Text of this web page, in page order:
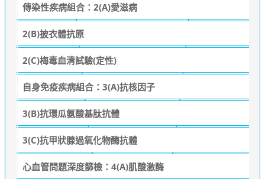
傳染性疾病組合：2(A)愛滋病
2(B)披衣體抗原
2(C)梅毒血清試驗(定性)
自身免疫疾病組合：3(A)抗核因子
3(B)抗環瓜氨酸基肽抗體
3(C)抗甲狀腺過氧化物酶抗體
心血管問題深度篩檢：4(A)肌酸激酶